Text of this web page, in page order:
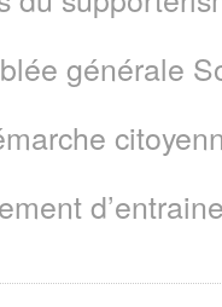
générale